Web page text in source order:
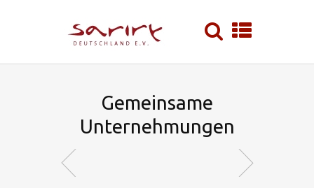
Gemeinsame
Unternehmungen